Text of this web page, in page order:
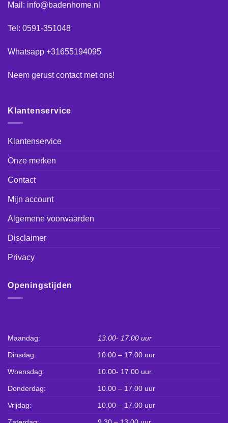
Mail: info@badenhome.nl
Tel: 0591-351048
Whatsapp +31655194095
Neem gerustcontactmet ons!
Klantenservice
Klantenservice
Onze merken
Contact
Mijn account
Algemene voorwaarden
Disclaimer
Privacy
Openingstijden
Maandag: 13.00- 17.00 uur
Dinsdag: 10.00 – 17.00 uur
Woensdag: 10.00- 17.00 uur
Donderdag: 10.00 – 17.00 uur
Vrijdag: 10.00 – 17.00 uur